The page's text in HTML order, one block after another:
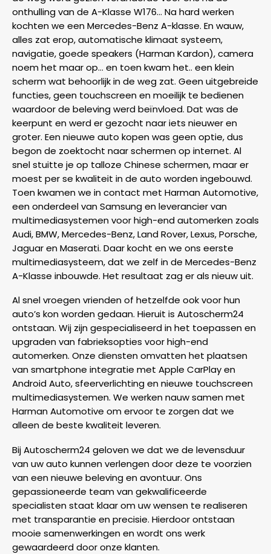
onthulling van de A-Klasse W176… Na hard werken
kochten we een Mercedes-Benz A-klasse. En wauw,
alles zat erop, automatische klimaat systeem,
navigatie, goede speakers (Harman Kardon), camera
noem het maar op… en toen kwam het.. een klein
scherm wat behoorlijk in de weg zat. Geen uitgebreide
functies, geen touchscreen en moeilijk te bedienen
waardoor de beleving werd beïnvloed. Dat was de
keerpunt en werd er gezocht naar iets nieuwer en
groter. Een nieuwe auto kopen was geen optie, dus
begon de zoektocht naar schermen op internet. Al
snel stuitte je op talloze Chinese schermen, maar er
moest per se kwaliteit in de auto worden ingebouwd.
Toen kwamen we in contact met Harman Automotive,
een onderdeel van Samsung en leverancier van
multimediasystemen voor high-end automerken zoals
Audi, BMW, Mercedes-Benz, Land Rover, Lexus, Porsche,
Jaguar en Maserati. Daar kocht en we ons eerste
multimediasysteem, dat we zelf in de Mercedes-Benz
A-Klasse inbouwde. Het resultaat zag er als nieuw uit.
Al snel vroegen vrienden of hetzelfde ook voor hun
auto’s kon worden gedaan. Hieruit is Autoscherm24
ontstaan. Wij zijn gespecialiseerd in het toepassen en
upgraden van fabrieksopties voor high-end
automerken. Onze diensten omvatten het plaatsen
van smartphone integratie met Apple CarPlay en
Android Auto, sfeerverlichting en nieuwe touchscreen
multimediasystemen. We werken nauw samen met
Harman Automotive om ervoor te zorgen dat we
alleen de beste kwaliteit leveren.
Bij Autoscherm24 geloven we dat we de levensduur
van uw auto kunnen verlengen door deze te voorzien
van een nieuwe beleving en avontuur. Ons
gepassioneerde team van gekwalificeerde
specialisten staat klaar om uw wensen te realiseren
met transparantie en precisie. Hierdoor ontstaan
mooie samenwerkingen en wordt ons werk
gewaardeerd door onze klanten.